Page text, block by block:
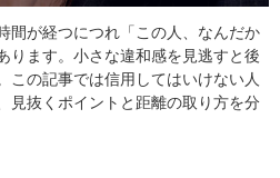
間が経つにつれ「この人、なんだか
ります。小さな違和感を見逃すと後
この記事では信用してはいけない人
見抜くポイントと距離の取り方を分